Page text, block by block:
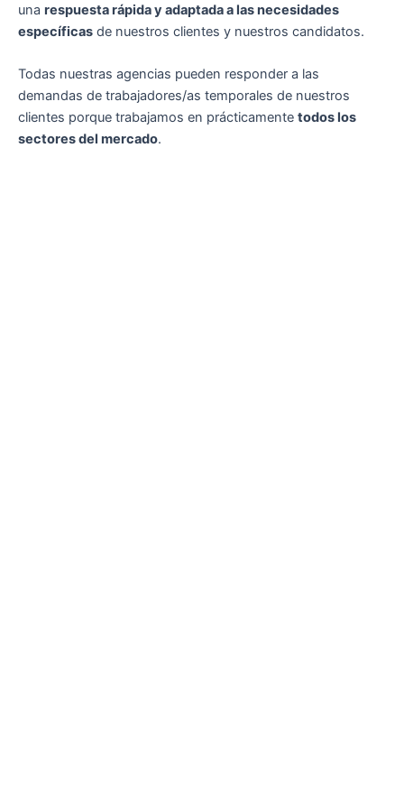
una respuesta rápida y adaptada a las necesidades
específicas de nuestros clientes y nuestros candidatos.
Todas nuestras agencias pueden responder a las
demandas de trabajadores/as temporales de nuestros
clientes porque trabajamos en prácticamente todos los
sectores del mercado.